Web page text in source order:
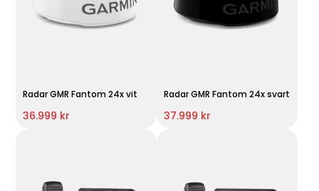
Radar GMR Fantom 24x vit
36.999 kr
Radar GMR Fantom 24x svart
37.999 kr